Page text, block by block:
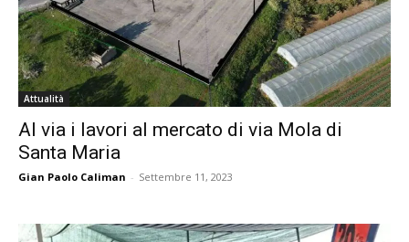
Attualità
Al via i lavori al mercato di via Mola di
Santa Maria
Gian Paolo Caliman - Settembre 11, 2023